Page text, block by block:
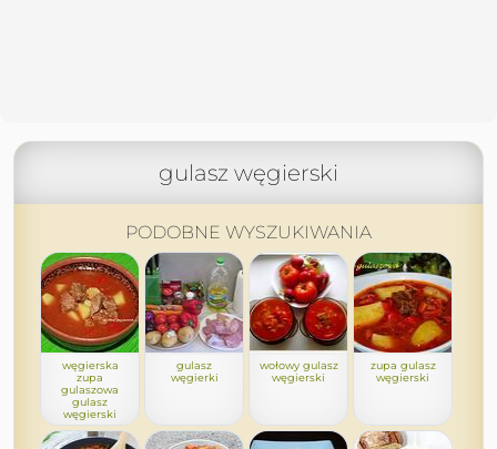
gulasz węgierski
PODOBNE WYSZUKIWANIA
węgierska
zupa
gulaszowa
gulasz
węgierski
gulasz
węgierki
wołowy gulasz
węgierski
zupa gulasz
węgierski